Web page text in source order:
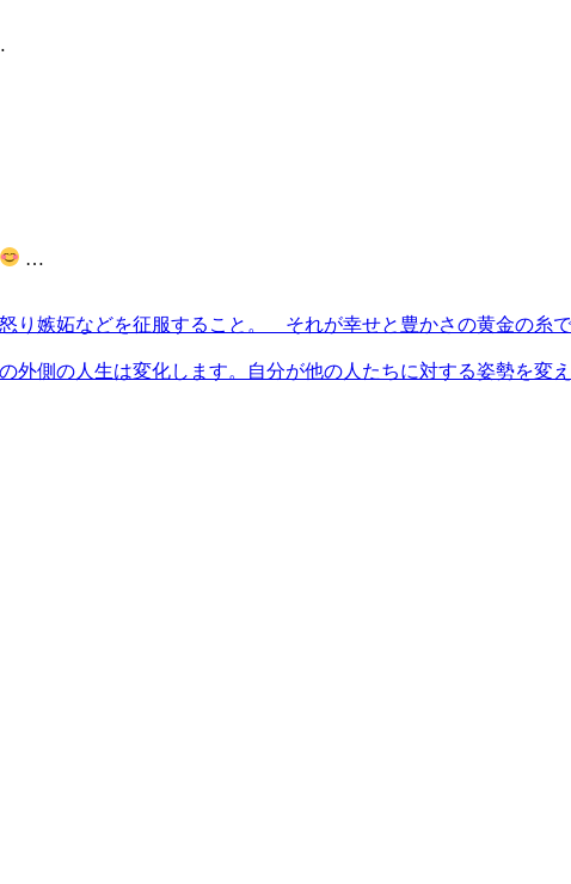
…
り嫉妬などを征服すること。 それが幸せと豊かさの黄金の糸
外側の人生は変化します。自分が他の人たちに対する姿勢を変